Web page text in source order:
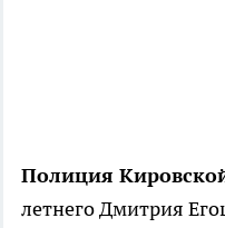
Полиция
летнего Дмитрия